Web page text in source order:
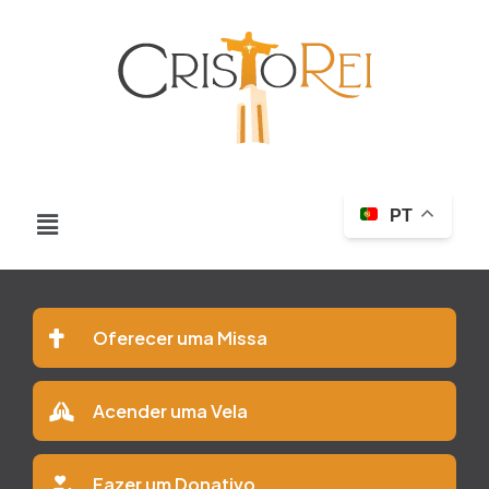
PT
Oferecer uma Missa
Acender uma Vela
Fazer um Donativo